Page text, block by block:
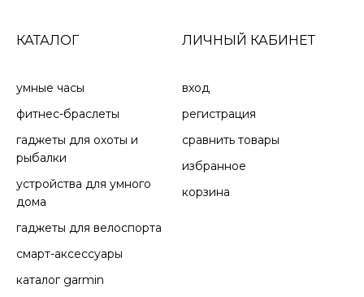
КАТАЛОГ
умные часы
фитнес-браслеты
гаджеты для охоты и
рыбалки
устройства для умного
дома
гаджеты для велоспорта
смарт-аксессуары
каталог garmin
ЛИЧНЫЙ КАБИНЕТ
вход
регистрация
сравнить товары
избранное
корзина